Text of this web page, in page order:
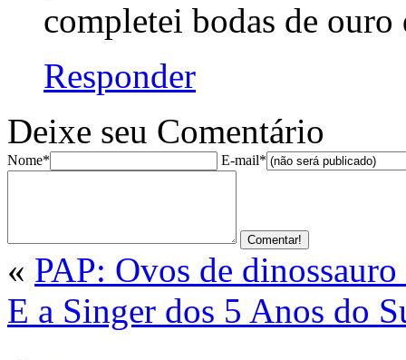
completei bodas de
Responder
Deixe seu Comentário
Nome* E-mail*
« PAP: Ovos de
E a Singer dos 5 Anos do